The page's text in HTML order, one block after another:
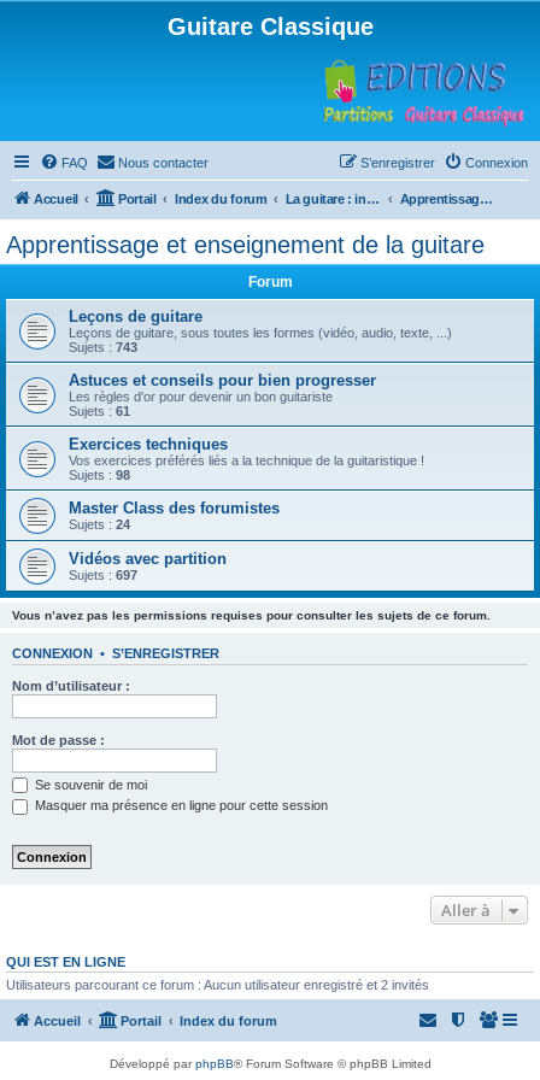
Guitare Classique
FAQ Nous contacter Connexion
S’enregistrer
Accueil Portail Index du forum La guitare : instrument, cours et théorie Apprentissage et enseignement de la guitare
Apprentissage et enseignement de la guitare
Forum
Leçons de guitare
Leçons de guitare, sous toutes les formes (vidéo, audio, texte, ...)
Sujets : 743
Astuces et conseils pour bien progresser
Les règles d'or pour devenir un bon guitariste
Sujets : 61
Exercices techniques
Vos exercices préférés liés a la technique de la guitaristique !
Sujets : 98
Master Class des forumistes
Sujets : 24
Vidéos avec partition
Sujets : 697
Vous n’avez pas les permissions requises pour consulter les sujets de ce forum.
CONNEXION • S’ENREGISTRER
Nom d’utilisateur :
Mot de passe :
Se souvenir de moi
Masquer ma présence en ligne pour cette session
Aller à
QUI EST EN LIGNE
Utilisateurs parcourant ce forum : Aucun utilisateur enregistré et 2 invités
Accueil Portail Index du forum
Développé parphpBB® Forum Software © phpBB Limited